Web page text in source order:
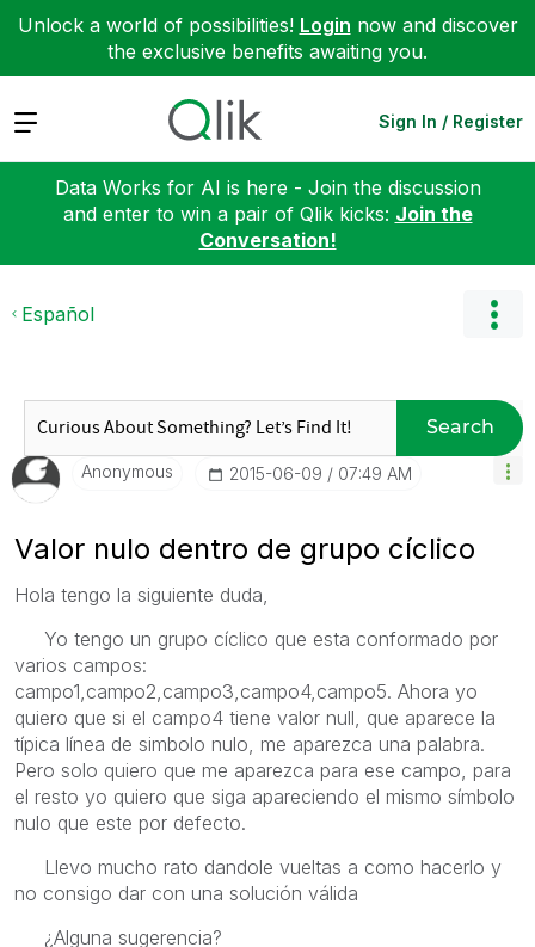
Unlock a world of possibilities! Login now and discover
the exclusive benefits awaiting you.
Expand Sign In / Register
Data Works for AI is here - Join the discussion
and enter to win a pair of Qlik kicks: Join the
Conversation!
Español
Search
Anonymous ‎2015-06-09 07:49 AM
Valor nulo dentro de grupo cíclico
Hola tengo la siguiente duda,
Yo tengo un grupo cíclico que esta conformado por
varios campos:
campo1,campo2,campo3,campo4,campo5. Ahora yo
quiero que si el campo4 tiene valor null, que aparece la
típica línea de simbolo nulo, me aparezca una palabra.
Pero solo quiero que me aparezca para ese campo, para
el resto yo quiero que siga apareciendo el mismo símbolo
nulo que este por defecto.
Llevo mucho rato dandole vueltas a como hacerlo y
no consigo dar con una solución válida
¿Alguna sugerencia?